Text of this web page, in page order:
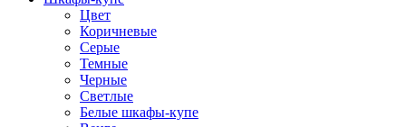
Цвет
Коричневые
Серые
Темные
Черные
Светлые
Белые шкафы-купе